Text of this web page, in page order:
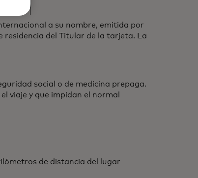
a su nombre, emitida por
residencia del Titular de la tarjeta. La
social o de medicina prepaga.
viaje y que impidan el normal
de distancia del lugar